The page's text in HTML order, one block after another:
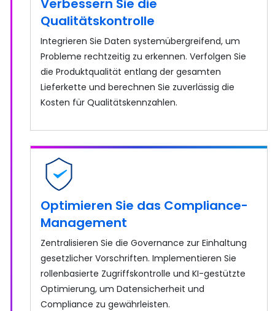
Qualitätskontrolle
Integrieren Sie Daten systemübergreifend, um
Probleme rechtzeitig zu erkennen. Verfolgen Sie
die Produktqualität entlang der gesamten
Lieferkette und berechnen Sie zuverlässig die
Kosten für Qualitätskennzahlen.
Optimieren Sie das Compliance-
Management
Zentralisieren Sie die Governance zur Einhaltung
gesetzlicher Vorschriften. Implementieren Sie
rollenbasierte Zugriffskontrolle und KI-gestützte
Optimierung, um Datensicherheit und
Compliance zu gewährleisten.